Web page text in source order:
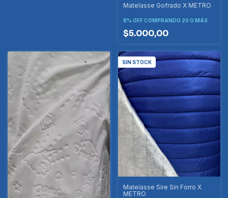
Matelasse Gofrado X METRO
8% OFF COMPRANDO 20 O MÁS
$5.000,00
SIN STOCK
Matelasse Sire Sin Forro X
METRO